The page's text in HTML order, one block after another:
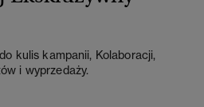
kulis kampanii, Kolaboracji,
i wyprzedaży.